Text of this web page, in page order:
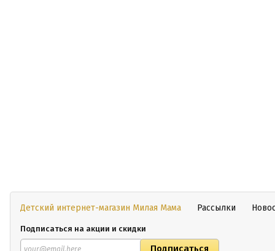
Детский интернет-магазин Милая Мама Рассылки
Подписаться на акции и скидки